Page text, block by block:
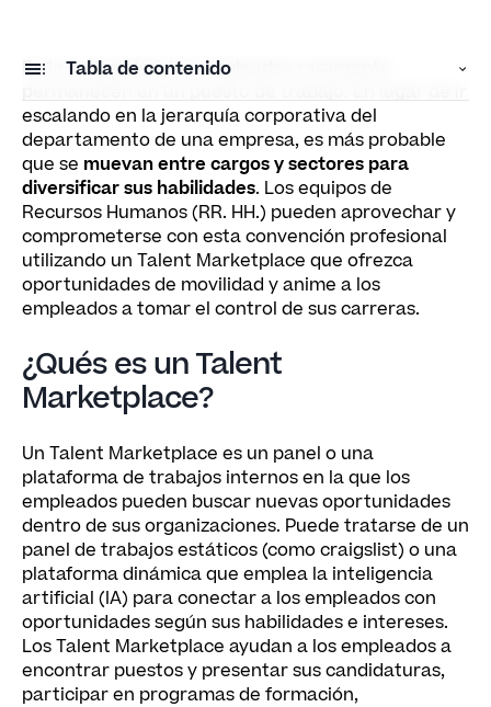
Tabla de contenido
¿Qués es un Talent Marketplace?
¿Cómo ayuda un Talent Marketplace?
¿Qué empresas emplean Talent Marketplace?
Invierta en sus empleados
En la actualidad, los empleados raramente
escalando en la jerarquía corporativa del
departamento de una empresa, es más probable
que se muevan entre cargos y sectores para
diversificar sus habilidades. Los equipos de
Recursos Humanos (RR. HH.) pueden aprovechar y
comprometerse con esta convención profesional
utilizando un Talent Marketplace que ofrezca
oportunidades de movilidad y anime a los
empleados a tomar el control de sus carreras.
¿Qués es un Talent
Marketplace?
Un Talent Marketplace es un panel o una
plataforma de trabajos internos en la que los
empleados pueden buscar nuevas oportunidades
dentro de sus organizaciones. Puede tratarse de un
panel de trabajos estáticos (como craigslist) o una
plataforma dinámica que emplea la inteligencia
artificial (IA) para conectar a los empleados con
oportunidades según sus habilidades e intereses.
Los Talent Marketplace ayudan a los empleados a
encontrar puestos y presentar sus candidaturas,
participar en programas de formación,